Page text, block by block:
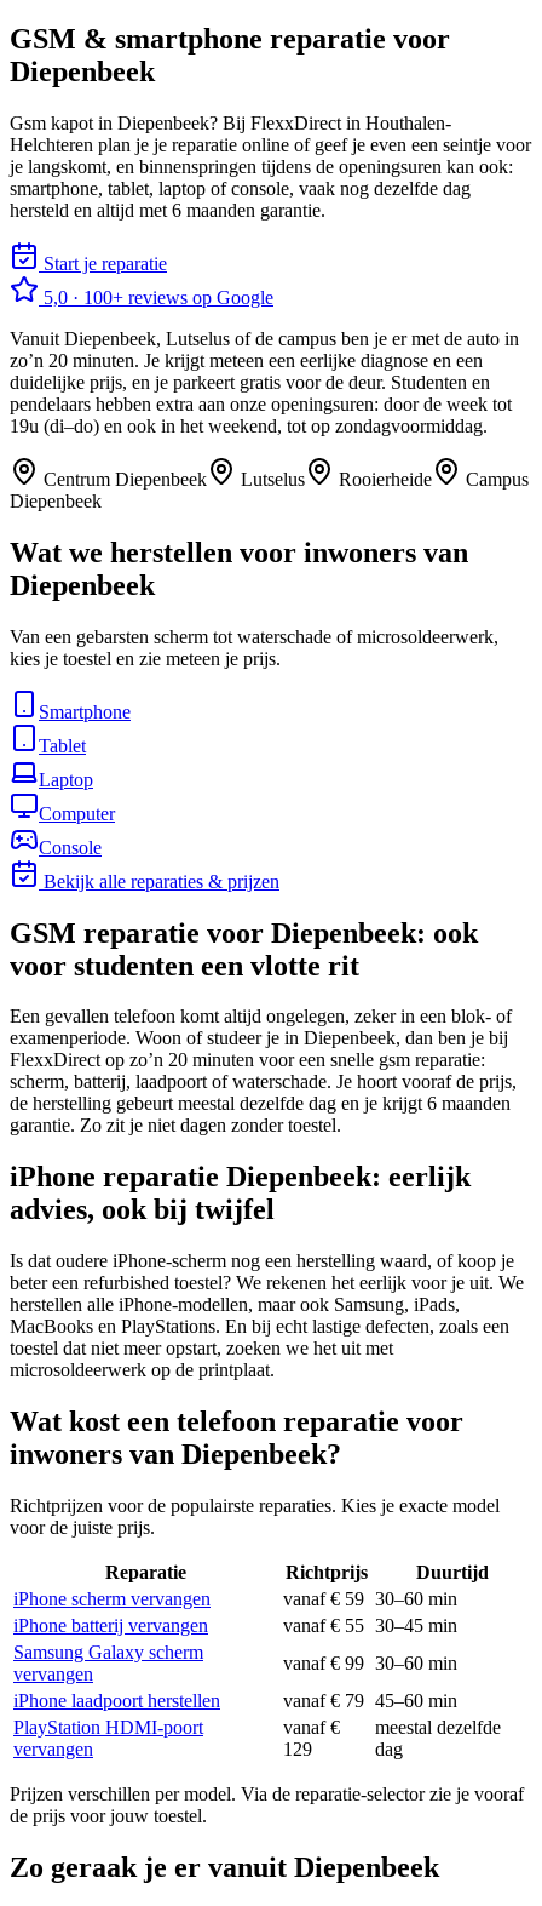
GSM & smartphone reparatie voor
Diepenbeek
Gsm kapot in Diepenbeek? Bij FlexxDirect in Houthalen-
Helchteren plan je je reparatie online of geef je even een seintje voor
je langskomt, en binnenspringen tijdens de openingsuren kan ook:
smartphone, tablet, laptop of console, vaak nog dezelfde dag
hersteld en altijd met 6 maanden garantie.
Start je reparatie
5,0 · 100+ reviews op Google
Vanuit Diepenbeek, Lutselus of de campus ben je er met de auto in
zo’n 20 minuten. Je krijgt meteen een eerlijke diagnose en een
duidelijke prijs, en je parkeert gratis voor de deur. Studenten en
pendelaars hebben extra aan onze openingsuren: door de week tot
19u (di–do) en ook in het weekend, tot op zondagvoormiddag.
Centrum Diepenbeek Lutselus Rooierheide
Campus
Diepenbeek
Wat we herstellen voor inwoners van
Diepenbeek
Van een gebarsten scherm tot waterschade of microsoldeerwerk,
kies je toestel en zie meteen je prijs.
Smartphone
Tablet
Laptop
Computer
Console
Bekijk alle reparaties & prijzen
GSM reparatie voor Diepenbeek: ook
voor studenten een vlotte rit
Een gevallen telefoon komt altijd ongelegen, zeker in een blok- of
examenperiode. Woon of studeer je in Diepenbeek, dan ben je bij
FlexxDirect op zo’n 20 minuten voor een snelle gsm reparatie:
scherm, batterij, laadpoort of waterschade. Je hoort vooraf de prijs,
de herstelling gebeurt meestal dezelfde dag en je krijgt 6 maanden
garantie. Zo zit je niet dagen zonder toestel.
iPhone reparatie Diepenbeek: eerlijk
advies, ook bij twijfel
Is dat oudere iPhone-scherm nog een herstelling waard, of koop je
beter een refurbished toestel? We rekenen het eerlijk voor je uit. We
herstellen alle iPhone-modellen, maar ook Samsung, iPads,
MacBooks en PlayStations. En bij echt lastige defecten, zoals een
toestel dat niet meer opstart, zoeken we het uit met
microsoldeerwerk op de printplaat.
Wat kost een telefoon reparatie voor
inwoners van Diepenbeek?
Richtprijzen voor de populairste reparaties. Kies je exacte model
voor de juiste prijs.
Reparatie Richtprijs
Duurtijd
iPhone scherm vervangen
vanaf € 59 30–60 min
iPhone batterij vervangen
vanaf € 55 30–45 min
Samsung Galaxy scherm
vervangen
vanaf € 99 30–60 min
iPhone laadpoort herstellen
vanaf € 79 45–60 min
PlayStation HDMI-poort
vervangen
vanaf €
129
meestal dezelfde
dag
Prijzen verschillen per model. Via de reparatie-selector zie je vooraf
de prijs voor jouw toestel.
Zo geraak je er vanuit Diepenbeek